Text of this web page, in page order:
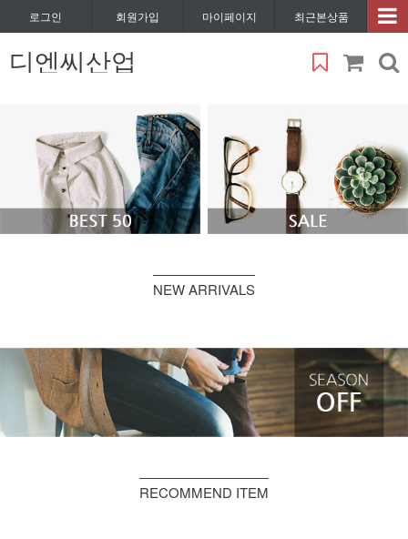
로그인 회원가입 마이페이지 최근본상품
디엔씨산업
NEW ARRIVALS
RECOMMEND ITEM